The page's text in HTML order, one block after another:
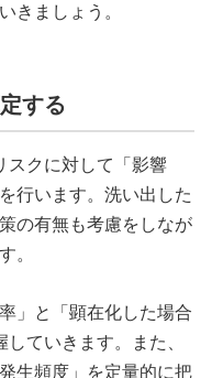
きましょう。
する
スクに対して「影響
行います。洗い出した
の有無も考慮をしなが
。
」と「顕在化した場合
ていきます。また、
生頻度」を定量的に把